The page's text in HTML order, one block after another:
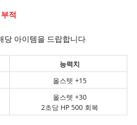
적
당 아이템을 드랍합니다.
능력치
올스텟 +15
올스텟 +30
2초당 HP 500 회복